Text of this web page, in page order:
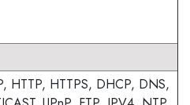
HTTP, HTTPS, DHCP, DNS,